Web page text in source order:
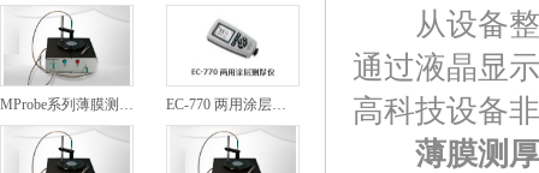
MProbe系列薄膜测厚仪 EC-770 两用涂层测厚仪
从设备整
通过液晶显
高科技设备
薄膜测